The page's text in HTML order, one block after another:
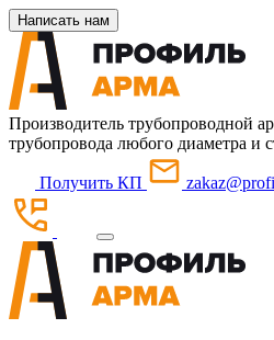
Написать нам
Производитель трубопроводной
трубопровода любого диаметра и
Получить КП